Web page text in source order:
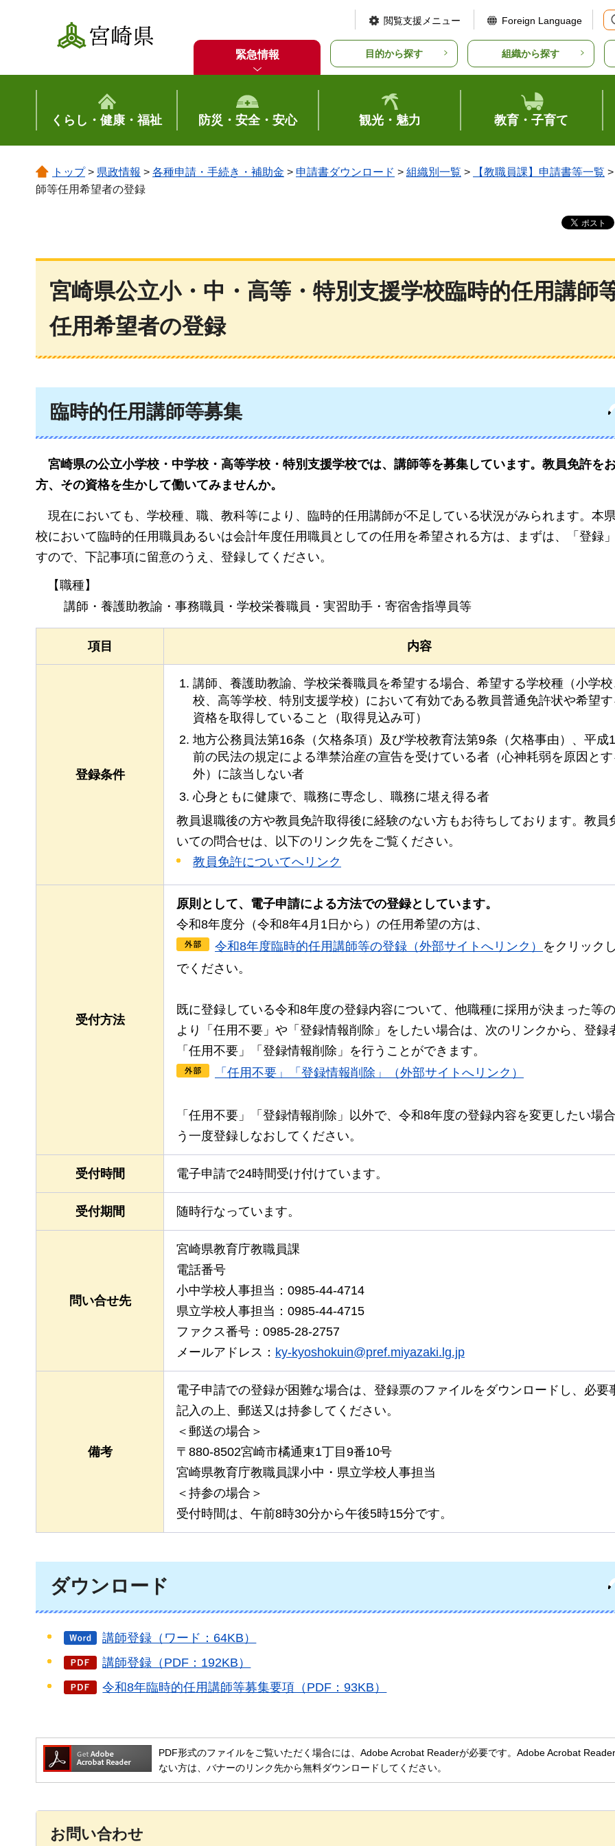
宮崎県
閲覧支援メニュー Foreign Language
緊急情報 目的から探す 組織から探す
くらし・健康・福祉 防災・安全・安心 観光・魅力 教育・子育て
トップ> 県政情報 > 各種申請・手続き・補助金 > 申請書ダウンロード > 組織別一覧 > 【教職員課】申請書等一覧
師等任用希望者の登録
宮崎県公立小・中・高等・特別支援学校臨時的任用講師
任用希望者の登録
臨時的任用講師等募集
宮崎県の公立小学校・中学校・高等学校・特別支援学校では、講師等を募集しています。教員免許を
方、その資格を生かして働いてみませんか。
現在においても、学校種、職、教科等により、臨時的任用講師が不足している状況がみられます。本
校において臨時的任用職員あるいは会計年度任用職員としての任用を希望される方は、まずは、「登録
すので、下記事項に留意のうえ、登録してください。
【職種】
講師・養護助教諭・事務職員・学校栄養職員・実習助手・寄宿舎指導員等
項目 内容
登録条件
講師、養護助教諭、学校栄養職員を希望する場合、希望する学校種（小学
校、高等学校、特別支援学校）において有効である教員普通免許状や希望
資格を取得していること（取得見込み可）
地方公務員法第16条（欠格条項）及び学校教育法第9条（欠格事由）、平成
前の民法の規定による準禁治産の宣告を受けている者（心神耗弱を原因と
外）に該当しない者
心身ともに健康で、職務に専念し、職務に堪え得る者
教員退職後の方や教員免許取得後に経験のない方もお待ちしております。教員
いての問合せは、以下のリンク先をご覧ください。
教員免許についてへリンク
受付方法
原則として、電子申請による方法での登録としています。
令和8年度分（令和8年4月1日から）の任用希望の方は、
令和8年度臨時的任用講師等の登録（外部サイトへリンク） をクリック
でください。
既に登録している令和8年度の登録内容について、他職種に採用が決まった等
より「任用不要」や「登録情報削除」をしたい場合は、次のリンクから、登録
「任用不要」「登録情報削除」を行うことができます。
「任用不要」「登録情報削除」（外部サイトへリンク）
「任用不要」「登録情報削除」以外で、令和8年度の登録内容を変更したい場
う一度登録しなおしてください。
受付時間 電子申請で24時間受け付けています。
受付期間 随時行なっています。
問い合せ先
宮崎県教育庁教職員課
電話番号
小中学校人事担当：0985-44-4714
県立学校人事担当：0985-44-4715
ファクス番号：0985-28-2757
メールアドレス： ky-kyoshokuin@pref.miyazaki.lg.jp
備考
電子申請での登録が困難な場合は、登録票のファイルをダウンロードし、必要
記入の上、郵送又は持参してください。
＜郵送の場合＞
〒880-8502宮崎市橘通東1丁目9番10号
宮崎県教育庁教職員課小中・県立学校人事担当
＜持参の場合＞
受付時間は、午前8時30分から午後5時15分です。
ダウンロード
講師登録（ワード：64KB）
講師登録（PDF：192KB）
令和8年臨時的任用講師等募集要項（PDF：93KB）
PDF形式のファイルをご覧いただく場合には、Adobe Acrobat Readerが必要です。Adobe Acrobat
ない方は、バナーのリンク先から無料ダウンロードしてください。
お問い合わせ